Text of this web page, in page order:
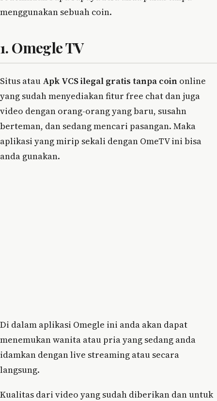
menggunakan sebuah coin.
1. Omegle TV
Situs atau Apk VCS ilegal gratis tanpa coin online
yang sudah menyediakan fitur free chat dan juga
video dengan orang-orang yang baru, susahn
berteman, dan sedang mencari pasangan. Maka
aplikasi yang mirip sekali dengan OmeTV ini bisa
anda gunakan.
Di dalam aplikasi Omegle ini anda akan dapat
menemukan wanita atau pria yang sedang anda
idamkan dengan live streaming atau secara
langsung.
Kualitas dari video yang sudah diberikan dan untuk